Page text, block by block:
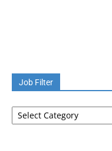
Job Filter
Job
Filter